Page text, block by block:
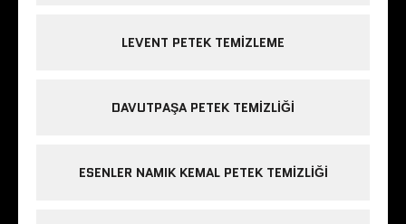
LEVENT PETEK TEMIZLEME
DAVUTPAŞA PETEK TEMIZLIĞI
ESENLER NAMIK KEMAL PETEK TEMIZLIĞI